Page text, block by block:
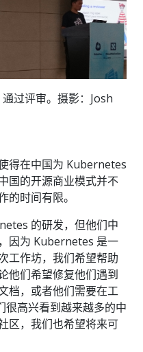
过评审。摄影：Josh
得在中国为 Kubernetes
国的开源商业模式并不
的时间有限。
的研发，但他们中
因为 Kubernetes 是一
工作坊，我们希望帮助
他们希望修复他们遇到
档，或者他们需要在工
高兴看到越来越多的中
区，我们也希望将来可